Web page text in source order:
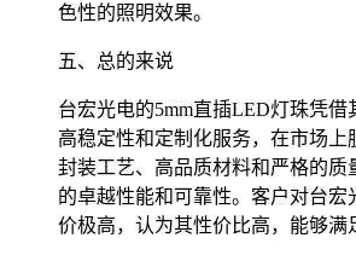
色性的照明效果。
五、总的来说
台宏光电的5mm直插LED灯珠凭借
高稳定性和定制化服务，在市场上
封装工艺、高品质材料和严格的质
的卓越性能和可靠性。客户对台宏
价极高，认为其性价比高，能够满